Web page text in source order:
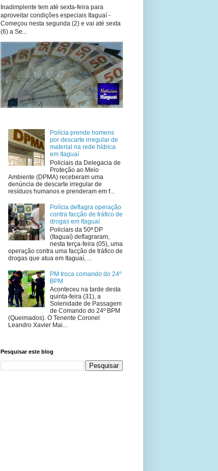
Inadimplente tem até sexta-feira para
aproveitar condições especiais Itaguaí -
Começou nesta segunda (2) e vai até sexta
(6) a Se...
Polícia prende homens
por descarte irregular de
material na rede hídrica
em Itaguaí
Policiais da Delegacia de
Proteção ao Meio
Ambiente (DPMA) receberam uma
denúncia de descarte irregular de
resíduos humanos e prenderam em f...
Polícia deflagra operação
contra facção de tráfico de
drogas em Itaguaí
Policiais da 50ª DP
(Itaguaí) deflagraram,
nesta terça-feira (05), uma
operação contra uma facção de tráfico de
drogas que atua em Itaguaí, ...
PM troca comando do 24º
BPM
Aconteceu na tarde desta
quinta-feira (31), a
Solenidade de Passagem
de Comando do 24º BPM
(Queimados). O Tenente Coronel
Leandro Xavier Mai...
Pesquisar este blog